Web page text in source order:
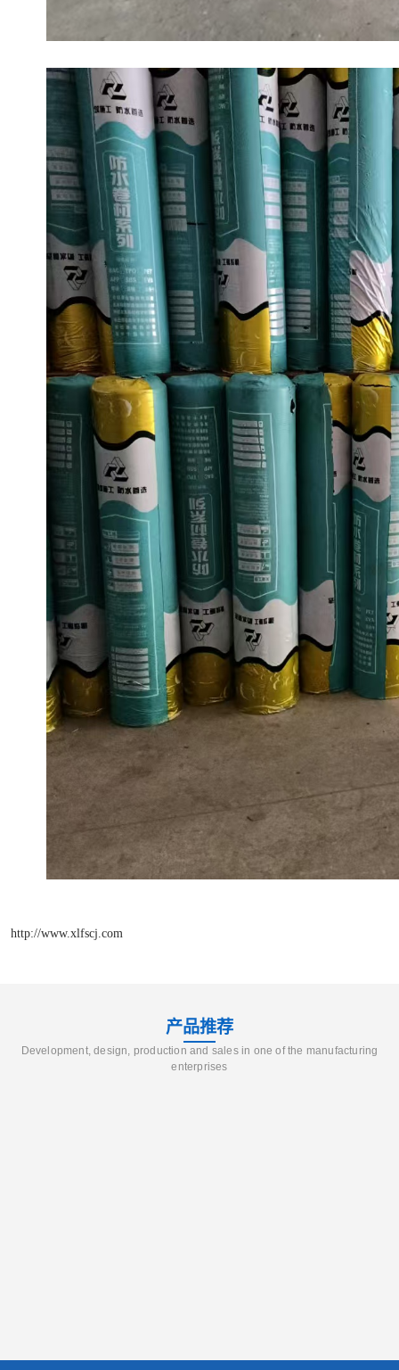
http://www.xlfscj.com
产品推荐
Development, design, production and sales in one of the manufacturing
enterprises